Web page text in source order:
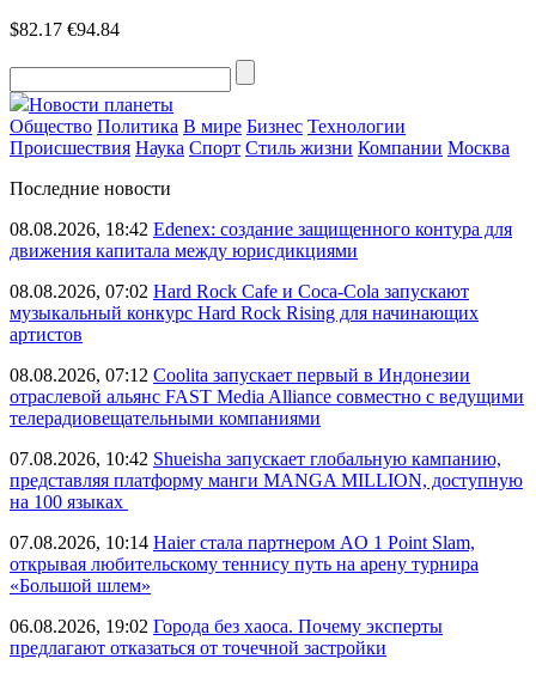
$82.17 €94.84
Новости планеты
Общество Политика В мире Бизнес Технологии
Происшествия Наука Спорт Стиль жизни Компании Москва
Последние новости
08.08.2026, 18:42 Edenex: создание защищенного контура для
движения капитала между юрисдикциями
08.08.2026, 07:02 Hard Rock Cafe и Coca-Cola запускают
музыкальный конкурс Hard Rock Rising для начинающих
артистов
08.08.2026, 07:12 Coolita запускает первый в Индонезии
отраслевой альянс FAST Media Alliance совместно с ведущими
телерадиовещательными компаниями
07.08.2026, 10:42 Shueisha запускает глобальную кампанию,
представляя платформу манги MANGA MILLION, доступную
на 100 языках
07.08.2026, 10:14 Haier стала партнером AO 1 Point Slam,
открывая любительскому теннису путь на арену турнира
«Большой шлем»
06.08.2026, 19:02 Города без хаоса. Почему эксперты
предлагают отказаться от точечной застройки